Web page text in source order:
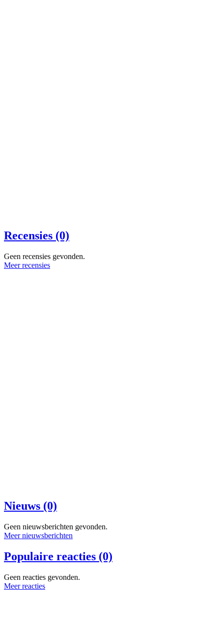
Recensies (0)
Geen recensies gevonden.
Meer recensies
Nieuws (0)
Geen nieuwsberichten gevonden.
Meer nieuwsberichten
Populaire reacties (0)
Geen reacties gevonden.
Meer reacties